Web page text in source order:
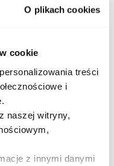
O plikach cookies
cookie
treści
i
naszej witryny,
z innymi danymi